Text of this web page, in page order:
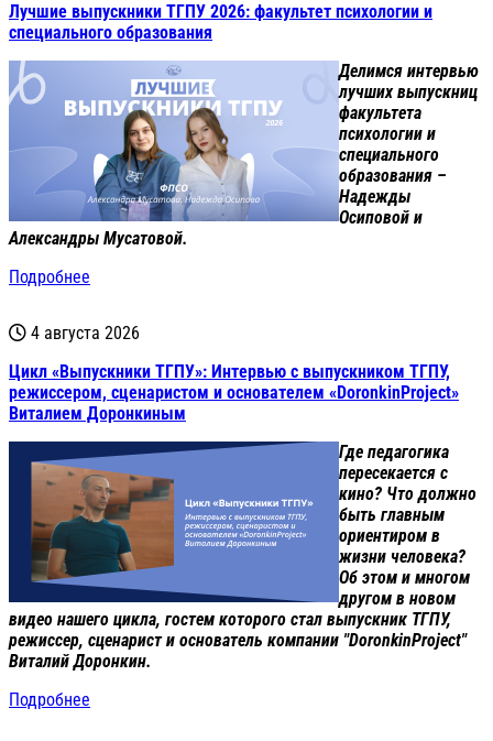
Лучшие выпускники ТГПУ 2026: факультет психологии и
специального образования
Делимся интервью
лучших выпускниц
факультета
психологии и
специального
образования –
Надежды
Осиповой и
Александры Мусатовой.
Подробнее
4 августа 2026
Цикл «Выпускники ТГПУ»: Интервью с выпускником ТГПУ,
режиссером, сценаристом и основателем «DoronkinProject»
Виталием Доронкиным
Где педагогика
пересекается с
кино? Что должно
быть главным
ориентиром в
жизни человека?
Об этом и многом
другом в новом
видео нашего цикла, гостем которого стал выпускник ТГПУ,
режиссер, сценарист и основатель компании "DoronkinProject"
Виталий Доронкин.
Подробнее